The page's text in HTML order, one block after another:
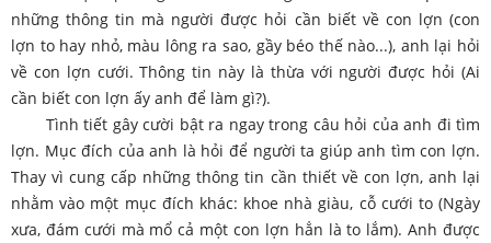
những thông tin mà người được hỏi cần biết về con lợn (con
lợn to hay nhỏ, màu lông ra sao, gầy béo thế nào...), anh lại hỏi
về con lợn cưới. Thông tin này là thừa với người được hỏi (Ai
cần biết con lợn ấy anh để làm gì?).
Tình tiết gây cười bật ra ngay trong câu hỏi của anh đi tìm
lợn. Mục đích của anh là hỏi để người ta giúp anh tìm con lợn.
Thay vì cung cấp những thông tin cần thiết về con lợn, anh lại
nhằm vào một mục đích khác: khoe nhà giàu, cỗ cưới to (Ngày
xưa, đám cưới mà mổ cả một con lợn hẳn là to lắm). Anh được